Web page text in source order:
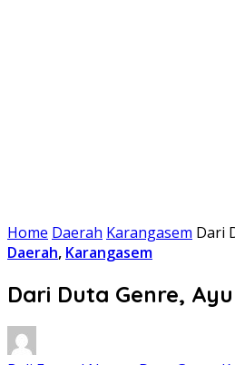
Home Daerah Karangasem Dari
Daerah, Karangasem
Dari Duta Genre,